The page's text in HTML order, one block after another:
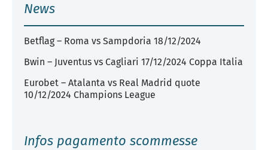
News
Betflag – Roma vs Sampdoria 18/12/2024
Bwin – Juventus vs Cagliari 17/12/2024 Coppa Italia
Eurobet – Atalanta vs Real Madrid quote
10/12/2024 Champions League
Infos pagamento scommesse